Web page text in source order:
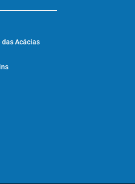
das Acácias